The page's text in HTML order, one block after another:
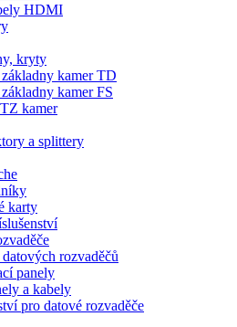
HDMI
kryty
kamer TD
kamer FS
kamer
a splittery
karty
rozvaděčů
panely
a kabely
pro datové rozvaděče